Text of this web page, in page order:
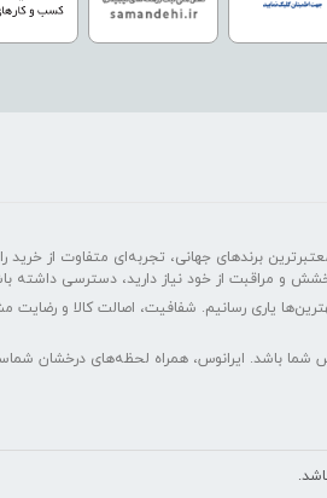
برندهای جهانی، تجربه‌ای متفاوت از خرید
و مراقبت از خود نیاز دارید، دسترسی داشته
یاری رسانیم. شفافیت، اصالت کالا و
شما باشد. ایرانوس، همراه لحظه‌های درخشان